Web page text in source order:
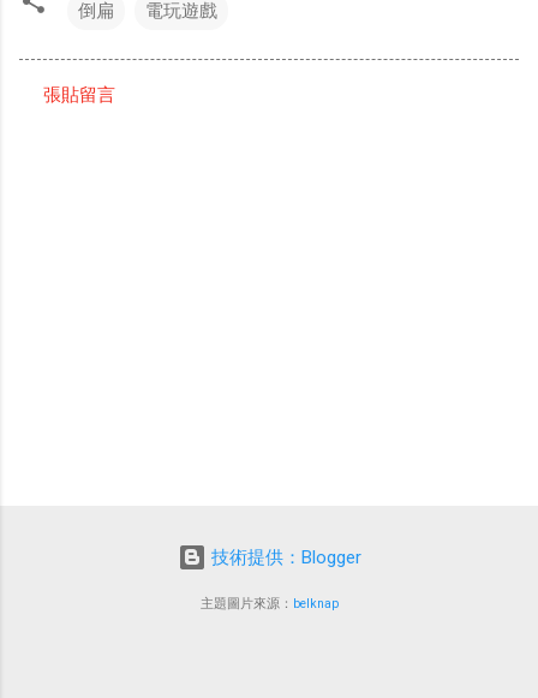
倒扁 電玩遊戲
張貼留言
技術提供：Blogger
主題圖片來源： belknap